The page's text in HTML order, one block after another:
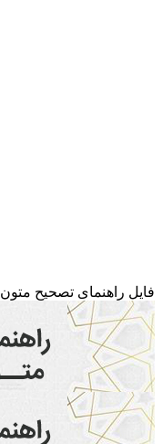
فایل راهنمای تصحیح متون